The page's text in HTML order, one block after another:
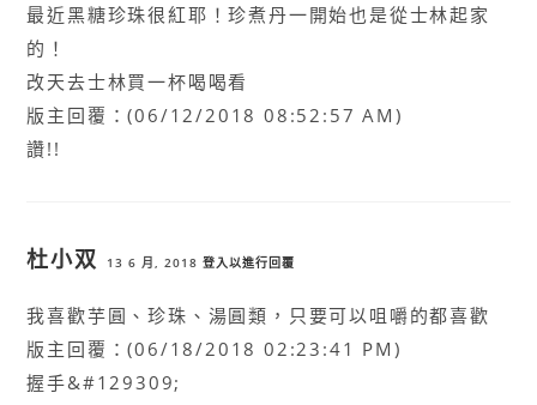
最近黑糖珍珠很紅耶！珍煮丹一開始也是從士林起家
的！
改天去士林買一杯喝喝看
版主回覆：(06/12/2018 08:52:57 AM)
讚!!
杜小双 13 6 月, 2018 登入以進行回覆
我喜歡芋圓、珍珠、湯圓類，只要可以咀嚼的都喜歡
版主回覆：(06/18/2018 02:23:41 PM)
握手&#129309;